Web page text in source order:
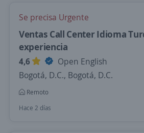
Se precisa Urgente
Ventas Call Center Idioma
experiencia
4,6
Open English
Bogotá, D.C., Bogotá, D.C.
Remoto
Hace 2 días